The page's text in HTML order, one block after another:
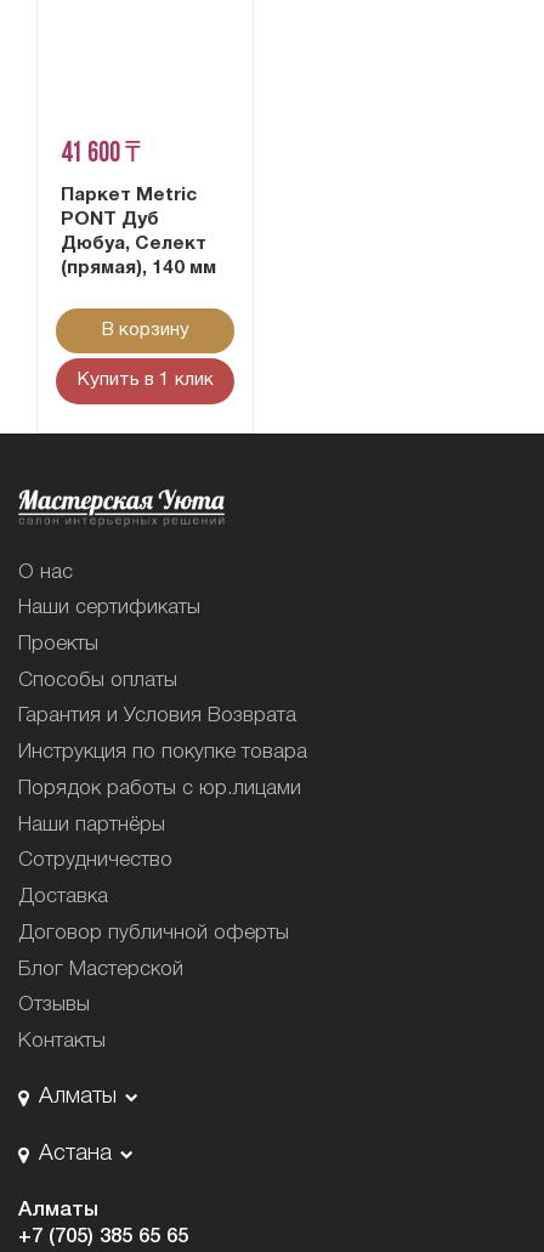
41 600 ₸
Паркет Metric
PONT Дуб
Дюбуа, Селект
(прямая), 140 мм
В корзину
Купить в 1 клик
О нас
Наши сертификаты
Проекты
Способы оплаты
Гарантия и Условия Возврата
Инструкция по покупке товара
Порядок работы с юр.лицами
Наши партнёры
Сотрудничество
Доставка
Договор публичной оферты
Блог Мастерской
Отзывы
Контакты
Алматы
Астана
Алматы
+7 (705) 385 65 65